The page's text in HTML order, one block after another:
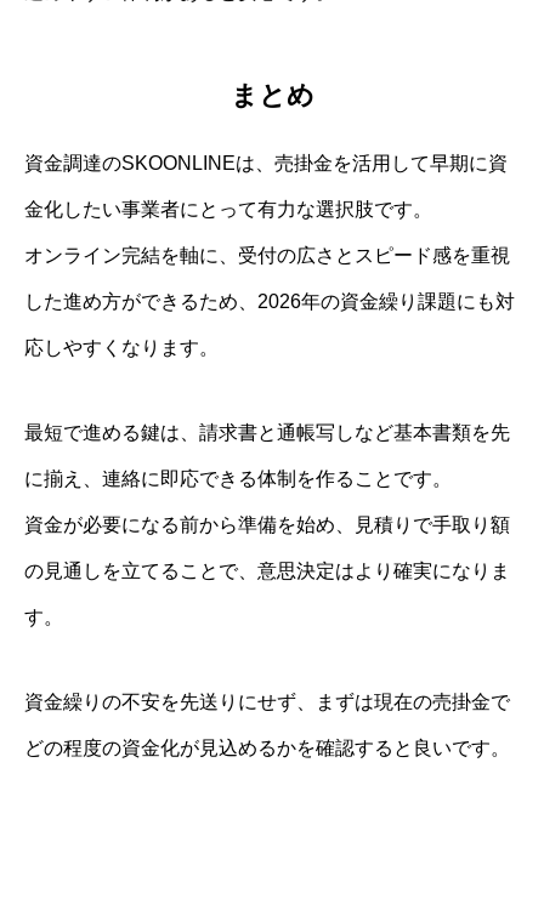
まとめ
資金調達のSKOONLINEは、売掛金を活用して早期に資
金化したい事業者にとって有力な選択肢です。
オンライン完結を軸に、受付の広さとスピード感を重視
した進め方ができるため、2026年の資金繰り課題にも対
応しやすくなります。
最短で進める鍵は、請求書と通帳写しなど基本書類を先
に揃え、連絡に即応できる体制を作ることです。
資金が必要になる前から準備を始め、見積りで手取り額
の見通しを立てることで、意思決定はより確実になりま
す。
資金繰りの不安を先送りにせず、まずは現在の売掛金で
どの程度の資金化が見込めるかを確認すると良いです。